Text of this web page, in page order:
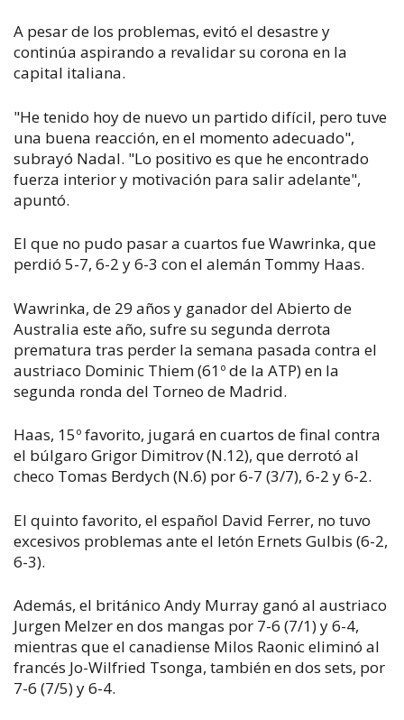
A pesar de los problemas, evitó el desastre y
continúa aspirando a revalidar su corona en la
capital italiana.
"He tenido hoy de nuevo un partido difícil, pero tuve
una buena reacción, en el momento adecuado",
subrayó Nadal. "Lo positivo es que he encontrado
fuerza interior y motivación para salir adelante",
apuntó.
El que no pudo pasar a cuartos fue Wawrinka, que
perdió 5-7, 6-2 y 6-3 con el alemán Tommy Haas.
Wawrinka, de 29 años y ganador del Abierto de
Australia este año, sufre su segunda derrota
prematura tras perder la semana pasada contra el
austriaco Dominic Thiem (61º de la ATP) en la
segunda ronda del Torneo de Madrid.
Haas, 15º favorito, jugará en cuartos de final contra
el búlgaro Grigor Dimitrov (N.12), que derrotó al
checo Tomas Berdych (N.6) por 6-7 (3/7), 6-2 y 6-2.
El quinto favorito, el español David Ferrer, no tuvo
excesivos problemas ante el letón Ernets Gulbis (6-2,
6-3).
Además, el británico Andy Murray ganó al austriaco
Jurgen Melzer en dos mangas por 7-6 (7/1) y 6-4,
mientras que el canadiense Milos Raonic eliminó al
francés Jo-Wilfried Tsonga, también en dos sets, por
7-6 (7/5) y 6-4.